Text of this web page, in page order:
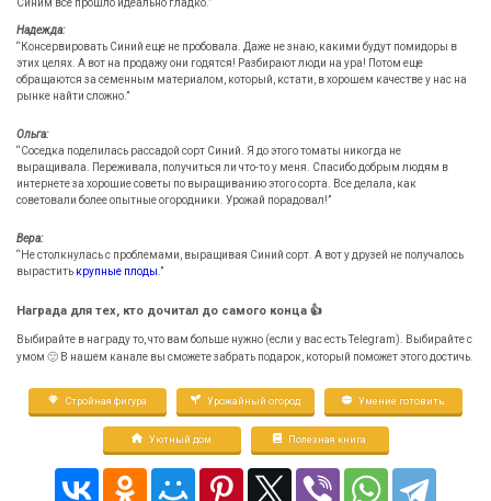
Синим все прошло идеально гладко.”
Надежда:
“Консервировать Синий еще не пробовала. Даже не знаю, какими будут помидоры в
этих целях. А вот на продажу они годятся! Разбирают люди на ура! Потом еще
обращаются за семенным материалом, который, кстати, в хорошем качестве у нас на
рынке найти сложно.”
Ольга:
“Соседка поделилась рассадой сорт Синий. Я до этого томаты никогда не
выращивала. Переживала, получиться ли что-то у меня. Спасибо добрым людям в
интернете за хорошие советы по выращиванию этого сорта. Все делала, как
советовали более опытные огородники. Урожай порадовал!”
Вера:
“Не столкнулась с проблемами, выращивая Синий сорт. А вот у друзей не получалось
вырастить крупные плоды .”
Награда для тех, кто дочитал до самого конца 👍
Выбирайте в награду то, что вам больше нужно (если у вас есть Telegram). Выбирайте с
умом 🙂 В нашем канале вы сможете забрать подарок, который поможет этого достичь.
Стройная фигура Урожайный огород Умение готовить
Уютный дом Полезная книга